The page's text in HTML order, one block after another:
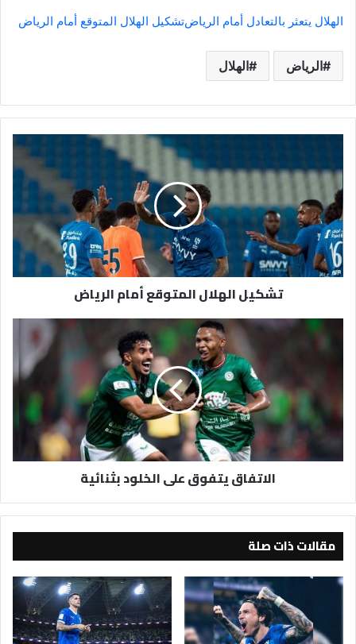
الهلال يتعثر بالتعادل أمام الرياضتشكيل الهلال المتوقع أمام الرياض
الرياض الهلال
المتوقع
أمام
الرياض
تشكيل الهلال المتوقع أمام الرياض
الاتفاق يتفوق على الخلود بثنائية
مقالات ذات صلة